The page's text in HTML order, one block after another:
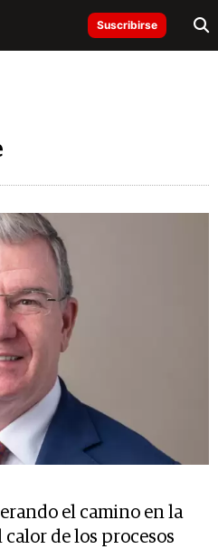
Suscribirse
el camino en la
de los procesos